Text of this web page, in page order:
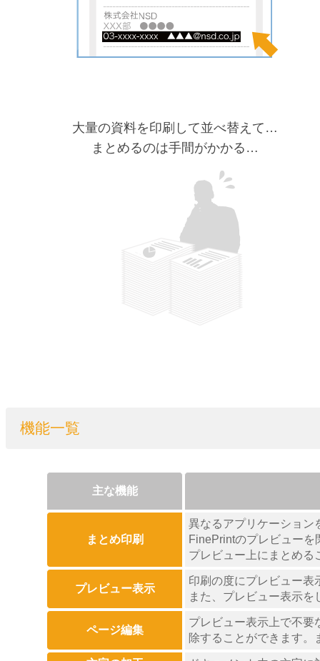
大量の資料を印刷して並べ替えて…
まとめるのは手間がかかる…
機能一覧
主な機能
まとめ印刷
異なるアプリケーション
FinePrintのプレビュー
プレビュー上にまとめる
プレビュー表示
印刷の度にプレビュー表
また、プレビュー表示
ページ編集
プレビュー表示上で不要
除することができます